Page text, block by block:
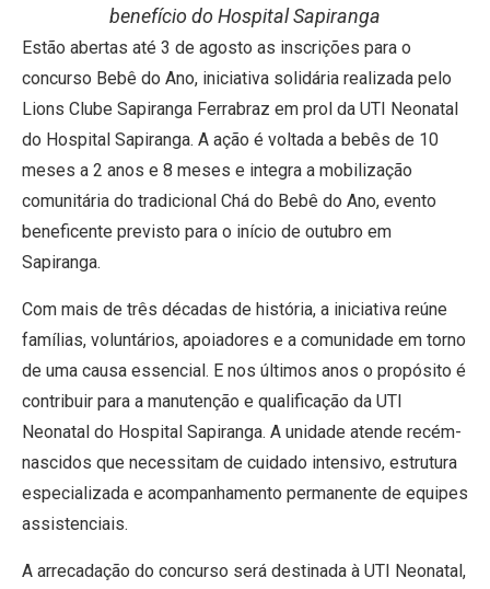
benefício do Hospital Sapiranga
Estão abertas até 3 de agosto as inscrições para o
concurso Bebê do Ano, iniciativa solidária realizada pelo
Lions Clube Sapiranga Ferrabraz em prol da UTI Neonatal
do Hospital Sapiranga. A ação é voltada a bebês de 10
meses a 2 anos e 8 meses e integra a mobilização
comunitária do tradicional Chá do Bebê do Ano, evento
beneficente previsto para o início de outubro em
Sapiranga.
Com mais de três décadas de história, a iniciativa reúne
famílias, voluntários, apoiadores e a comunidade em torno
de uma causa essencial. E nos últimos anos o propósito é
contribuir para a manutenção e qualificação da UTI
Neonatal do Hospital Sapiranga. A unidade atende recém-
nascidos que necessitam de cuidado intensivo, estrutura
especializada e acompanhamento permanente de equipes
assistenciais.
A arrecadação do concurso será destinada à UTI Neonatal,